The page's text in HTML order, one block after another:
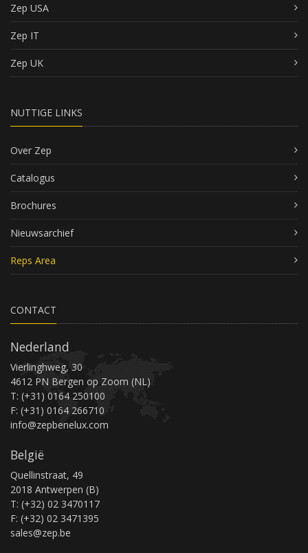
Zep USA
Zep IT
Zep UK
NUTTIGE LINKS
Over Zep
Catalogus
Brochures
Nieuwsarchief
Reps Area
CONTACT
Nederland
Vierlinghweg, 30
4612 PN Bergen op Zoom (NL)
T: (+31) 0164 250100
F: (+31) 0164 266710
info@zepbenelux.com
België
Quellinstraat, 49
2018 Antwerpen (B)
T: (+32) 02 3470117
F: (+32) 02 3471395
sales@zep.be